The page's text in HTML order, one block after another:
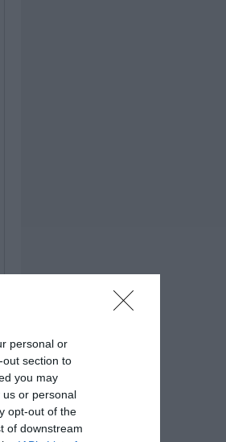
personal or
section to
you may
or personal
opt-out of the
of downstream
λεωφορείο στην
05.08.2026 | 20:39
Η λειτουργία στα
κλειδιά του
αυτοκινήτου που
λίγοι οδηγοί
γνωρίζουν και είναι